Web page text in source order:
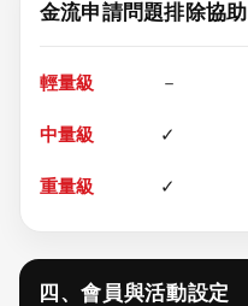
金流申請問題排除協助
－
✓
✓
四、會員與活動設定